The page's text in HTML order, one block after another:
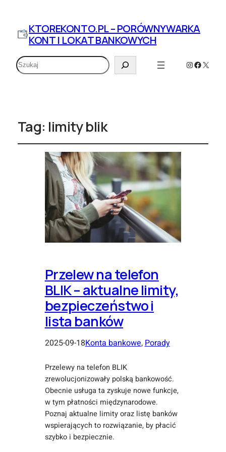
KTOREKONTO.PL – PORÓWNYWARKA
KONT I LOKAT BANKOWYCH
Szukaj Instagram
X
Tag: limity blik
Przelew na telefon
BLIK – aktualne limity,
bezpieczeństwo i
lista banków
2025-09-18Konta bankowe, Porady
Przelewy na telefon BLIK
zrewolucjonizowały polską bankowość.
Obecnie usługa ta zyskuje nowe funkcje,
w tym płatności międzynarodowe.
Poznaj aktualne limity oraz listę banków
wspierających to rozwiązanie, by płacić
szybko i bezpiecznie.